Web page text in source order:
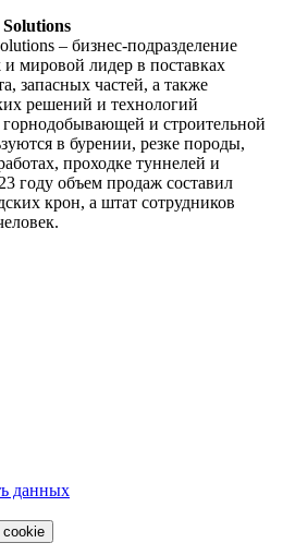
– бизнес-подразделение
мировой лидер в поставках
запасных частей, а также
решений и технологий
горнодобывающей и строительной
в бурении, резке породы,
проходке туннелей и
году объем продаж составил
крон, а штат сотрудников
данных